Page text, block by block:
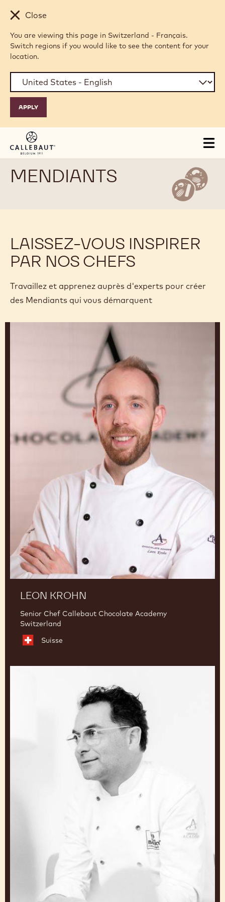
Skip to main content
Close
You are viewing this page in Switzerland - Français.
Switch regions if you would like to see the content for your
location.
MENDIANTS
LAISSEZ-VOUS INSPIRER
PAR NOS CHEFS
Travaillez et apprenez auprès d'experts pour créer
des Mendiants qui vous démarquent
LEON KROHN
Senior Chef Callebaut Chocolate Academy
Switzerland
Suisse